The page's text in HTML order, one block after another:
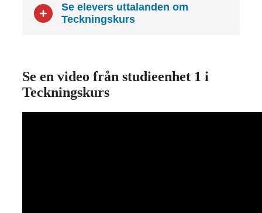
Se elevers uttalanden om
Teckningskurs
Se en video från studieenhet 1 i
Teckningskurs